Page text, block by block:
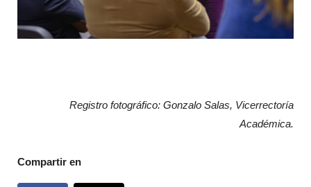
Registro fotográfico: Gonzalo Salas, Vicerrectoría
Académica.
Compartir en